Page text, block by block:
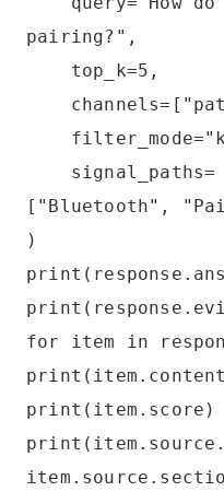
pairing?",
top_k=5,
signal_paths=
["Bluetooth",
)
for item in
print(item.score)